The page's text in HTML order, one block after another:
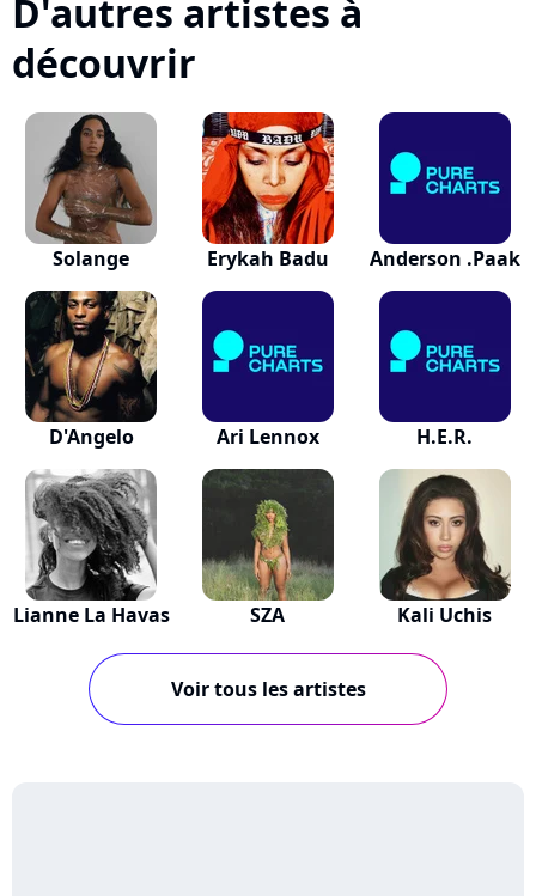
D'autres artistes à
découvrir
Solange Erykah Badu Anderson .Paak
D'Angelo Ari Lennox H.E.R.
Lianne La Havas SZA Kali Uchis
Voir tous les artistes